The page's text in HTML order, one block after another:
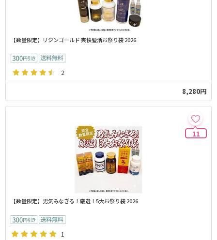
【数量限定】リジンゴールド 爽快髪活お祭り袋 2026
2
8,280円
11
【数量限定】男気みなぎる！厳選！5大お祭り袋 2026
1